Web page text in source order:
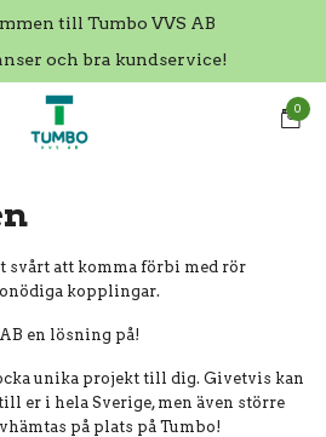
till Tumbo VVS AB
och bra kundservice!
0
svårt att komma förbi med rör
kopplingar.
en lösning på!
unika projekt till dig. Givetvis kan
er i hela Sverige, men även större
på plats på Tumbo!